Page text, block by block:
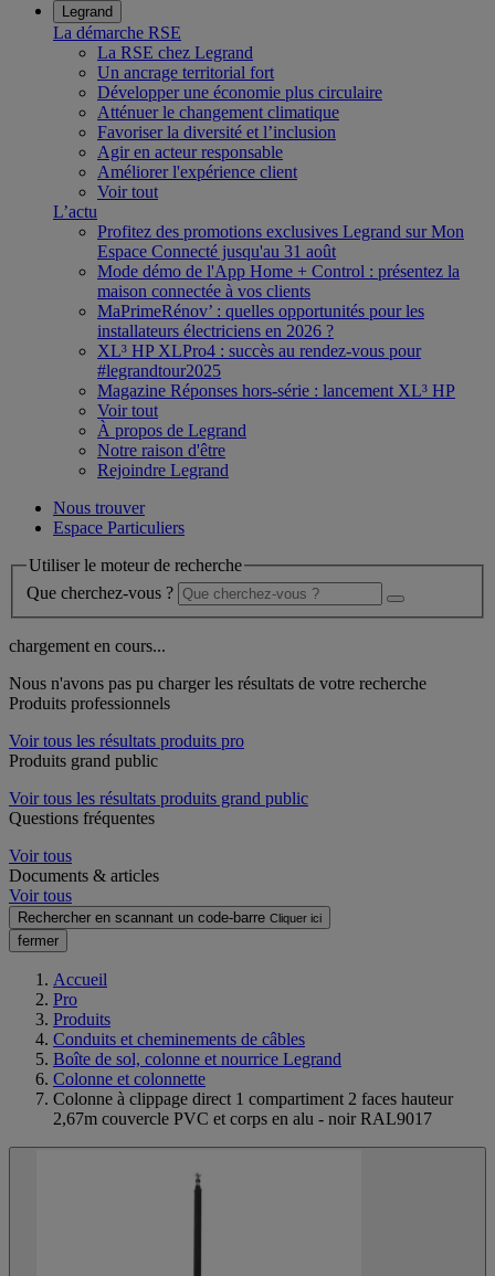
Legrand
La démarche RSE
La RSE chez Legrand
Un ancrage territorial fort
Développer une économie plus circulaire
Atténuer le changement climatique
Favoriser la diversité et l’inclusion
Agir en acteur responsable
Améliorer l'expérience client
Voir tout
L’actu
Profitez des promotions exclusives Legrand sur Mon
Espace Connecté jusqu'au 31 août
Mode démo de l'App Home + Control : présentez la
maison connectée à vos clients
MaPrimeRénov’ : quelles opportunités pour les
installateurs électriciens en 2026 ?
XL³ HP XLPro4 : succès au rendez-vous pour
#legrandtour2025
Magazine Réponses hors-série : lancement XL³ HP
Voir tout
À propos de Legrand
Notre raison d'être
Rejoindre Legrand
Nous trouver
Espace Particuliers
Utiliser le moteur de recherche
Que cherchez-vous ?
chargement en cours...
Nous n'avons pas pu charger les résultats de votre recherche
Produits professionnels
Voir tous les résultats produits pro
Produits grand public
Voir tous les résultats produits grand public
Questions fréquentes
Voir tous
Documents & articles
Voir tous
Rechercher en scannant un code-barre Cliquer ici
fermer
Accueil
Pro
Produits
Conduits et cheminements de câbles
Boîte de sol, colonne et nourrice Legrand
Colonne et colonnette
Colonne à clippage direct 1 compartiment 2 faces hauteur
2,67m couvercle PVC et corps en alu - noir RAL9017